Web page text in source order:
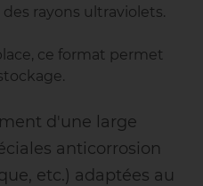
rayons ultraviolets.
ce format permet
d'une large
anticorrosion
etc.) adaptées au